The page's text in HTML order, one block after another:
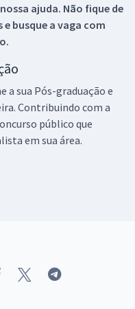
ajuda. Não fique de
busque a vaga com
a sua Pós-graduação e
Contribuindo com a
público que
em sua área.